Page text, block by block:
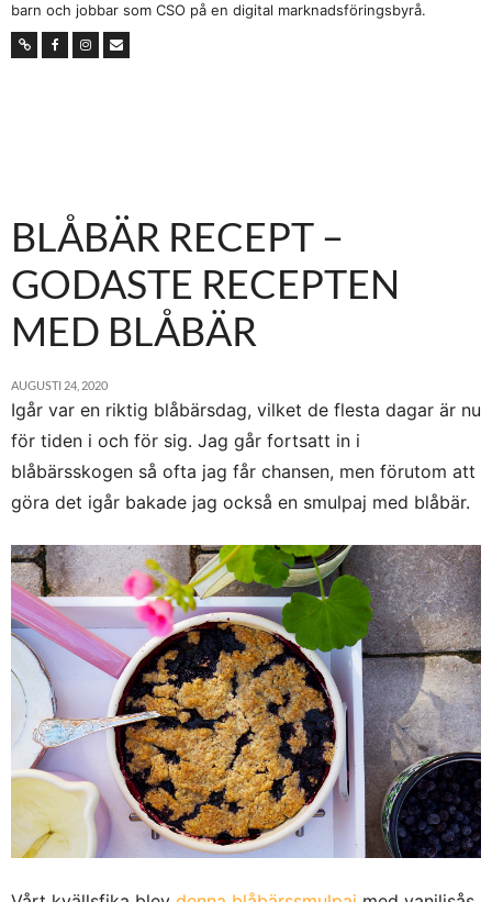
barn och jobbar som CSO på en digital marknadsföringsbyrå.
BLÅBÄR RECEPT –
GODASTE RECEPTEN
MED BLÅBÄR
AUGUSTI 24, 2020
Igår var en riktig blåbärsdag, vilket de flesta dagar är nu
för tiden i och för sig. Jag går fortsatt in i
blåbärsskogen så ofta jag får chansen, men förutom att
göra det igår bakade jag också en smulpaj med blåbär.